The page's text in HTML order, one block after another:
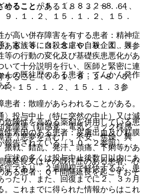
せることがある〔８．３、８．６、
高い併存障害を有する患者：精神症
ある〔８．３、８．６、９．１．３参
の既往歴のある患者：てんかん発作
る。
者：散瞳があらわれることがある。
険性を高める薬剤を併用している患
性素因のある患者：皮膚出血及び粘膜
報告されている〔１０．２参照〕。
延長又はその既往歴のある患者、心
ある患者：ＱＴ間隔延長を起こすおそ
ること〔５．１、８．２−８．４、
９．１．２、１５．１．２、１５．
家族等に自殺念慮や自殺企図、興
等の行動の変化及び基礎疾患悪化があ
いて十分説明を行い、医師と緊密に連
すること〔５．１、８．２−８．５、
、１５．１．２、１５．１．３参
投与中止（特に突然の中止）又は減
覚障害（錯感覚、電気ショック様感
害（悪夢を含む）、不安、焦燥、興
振戦、錯乱、発汗、頭痛、下痢等があ
症状の多くは投与中止後数日以内にあ
症であり、２週間程で軽快するが、患
ったり、また、回復までに２、３ヵ月
。これまでに得られた情報からはこれ